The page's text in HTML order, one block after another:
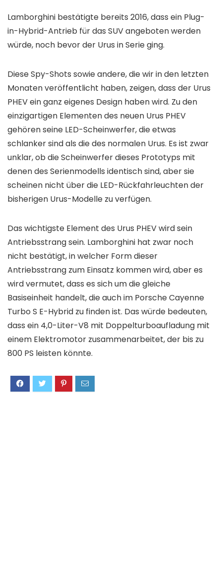
Lamborghini bestätigte bereits 2016, dass ein Plug-
in-Hybrid-Antrieb für das SUV angeboten werden
würde, noch bevor der Urus in Serie ging.
Diese Spy-Shots sowie andere, die wir in den letzten
Monaten veröffentlicht haben, zeigen, dass der Urus
PHEV ein ganz eigenes Design haben wird. Zu den
einzigartigen Elementen des neuen Urus PHEV
gehören seine LED-Scheinwerfer, die etwas
schlanker sind als die des normalen Urus. Es ist zwar
unklar, ob die Scheinwerfer dieses Prototyps mit
denen des Serienmodells identisch sind, aber sie
scheinen nicht über die LED-Rückfahrleuchten der
bisherigen Urus-Modelle zu verfügen.
Das wichtigste Element des Urus PHEV wird sein
Antriebsstrang sein. Lamborghini hat zwar noch
nicht bestätigt, in welcher Form dieser
Antriebsstrang zum Einsatz kommen wird, aber es
wird vermutet, dass es sich um die gleiche
Basiseinheit handelt, die auch im Porsche Cayenne
Turbo S E-Hybrid zu finden ist. Das würde bedeuten,
dass ein 4,0-Liter-V8 mit Doppelturboaufladung mit
einem Elektromotor zusammenarbeitet, der bis zu
800 PS leisten könnte.